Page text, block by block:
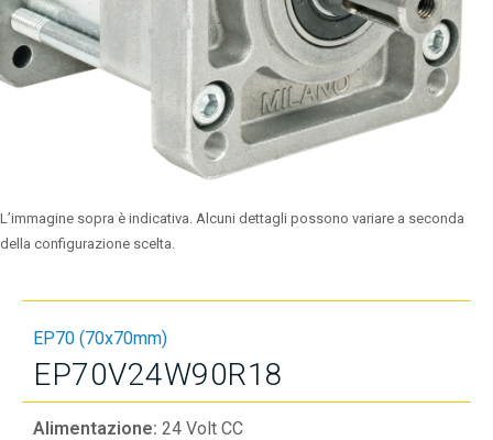
L’immagine sopra è indicativa. Alcuni dettagli possono variare a seconda
della configurazione scelta.
EP70 (70x70mm)
EP70V24W90R18
Alimentazione: 24 Volt CC